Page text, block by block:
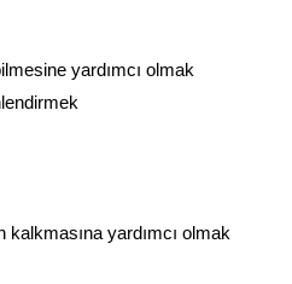
yardımcı olmak
kalkmasına yardımcı olmak